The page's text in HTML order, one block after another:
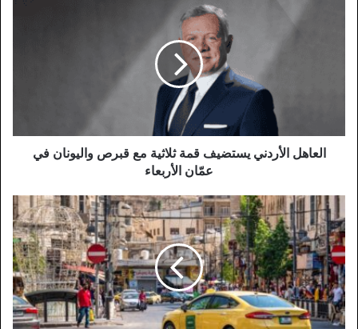
في
عمّانالعاهل الأردني يستضيف قمة ثلاثية مع قبرص واليونان في
عمّان الأربعاء
تعديل
تعرفة
سيارات
الأجرة
والنقل
العام
في
عمّان